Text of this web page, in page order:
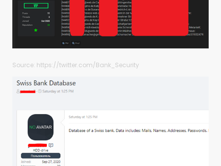
Source: https://twitter.com/Bank_Security